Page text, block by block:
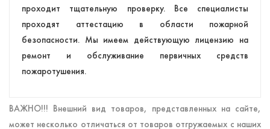
проходит тщательную проверку. Все специалисты
проходят аттестацию в области пожарной
безопасности. Мы имеем действующую лицензию на
ремонт и обслуживание первичных средств
пожаротушения.
ВАЖНО!!! Внешний вид товаров, представленных на сайте,
может несколько отличаться от товаров отгружаемых с наших